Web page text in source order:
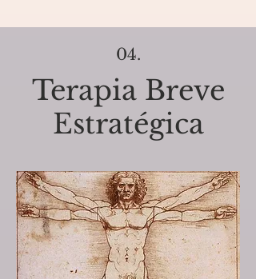
04.
Terapia Breve
Estratégica